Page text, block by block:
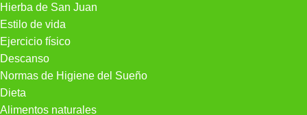
Hierba de San Juan
Estilo de vida
Ejercicio físico
Descanso
Normas de Higiene del Sueño
Dieta
Alimentos naturales